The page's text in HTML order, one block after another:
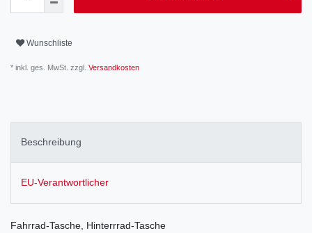
Wunschliste
* inkl. ges. MwSt. zzgl. Versandkosten
Beschreibung
EU-Verantwortlicher
Fahrrad-Tasche, Hinterrrad-Tasche